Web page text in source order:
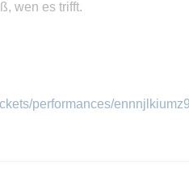
wen es trifft.
performances/